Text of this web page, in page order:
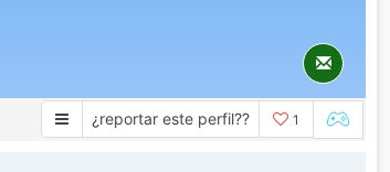
¿reportar este perfil?? 1